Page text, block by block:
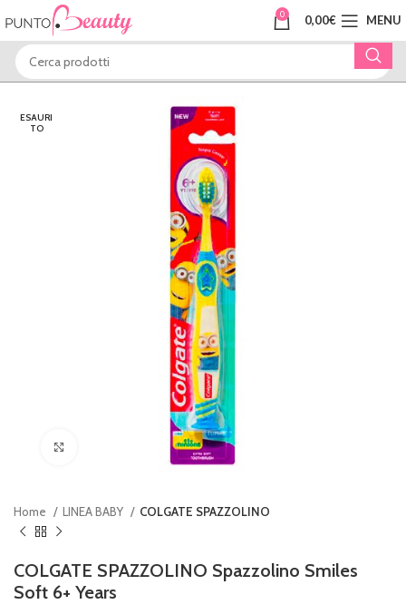
0 0,00€ MENU
ESAURI
TO
Clicca per ingrandire
Home LINEA BABY COLGATE SPAZZOLINO
COLGATE SPAZZOLINO Spazzolino Smiles
Soft 6+ Years